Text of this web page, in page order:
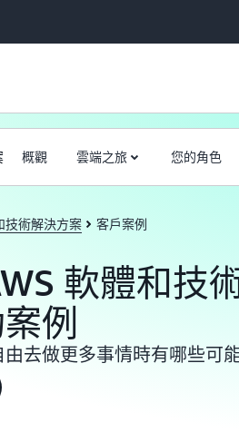
概觀 雲端之旅 您的角色
技術解決方案 客戶案例
軟體和技
例
去做更多事情時有哪些可